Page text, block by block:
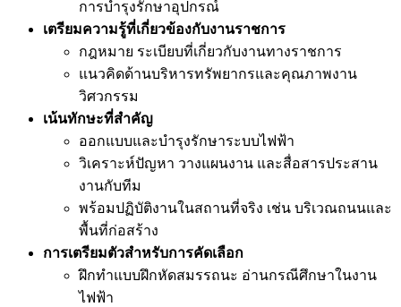
การบำรุงรักษาอุปกรณ์
เตรียมความรู้ที่เกี่ยวข้องกับงานราชการ
กฎหมาย ระเบียบที่เกี่ยวกับงานทางราชการ
แนวคิดด้านบริหารทรัพยากรและคุณภาพงาน
วิศวกรรม
เน้นทักษะที่สำคัญ
ออกแบบและบำรุงรักษาระบบไฟฟ้า
วิเคราะห์ปัญหา วางแผนงาน และสื่อสารประสาน
งานกับทีม
พร้อมปฏิบัติงานในสถานที่จริง เช่น บริเวณถนนและ
พื้นที่ก่อสร้าง
การเตรียมตัวสำหรับการคัดเลือก
ฝึกทำแบบฝึกหัดสมรรถนะ อ่านกรณีศึกษาในงาน
ไฟฟ้า